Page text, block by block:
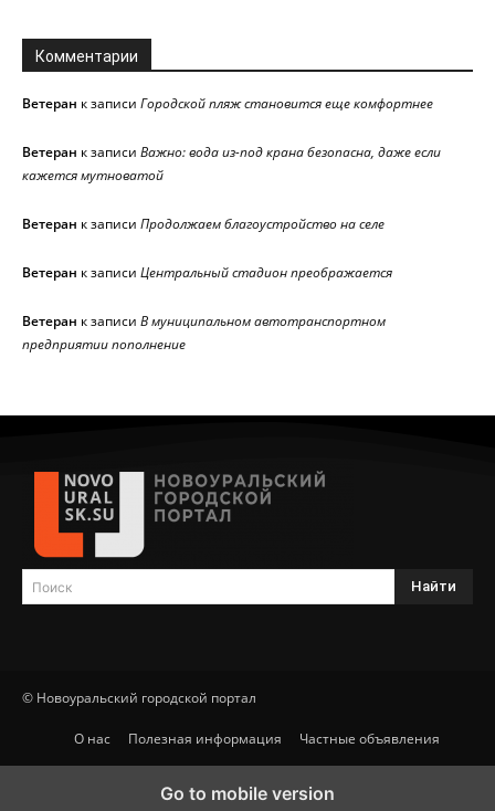
Комментарии
Ветеран к записи Городской пляж становится еще комфортнее
Ветеран к записи Важно: вода из-под крана безопасна, даже если
кажется мутноватой
Ветеран к записи Продолжаем благоустройство на селе
Ветеран к записи Центральный стадион преображается
Ветеран к записи В муниципальном автотранспортном
предприятии пополнение
Поиск Найти
© Новоуральский городской портал
О нас Полезная информация Частные объявления
Go to mobile version